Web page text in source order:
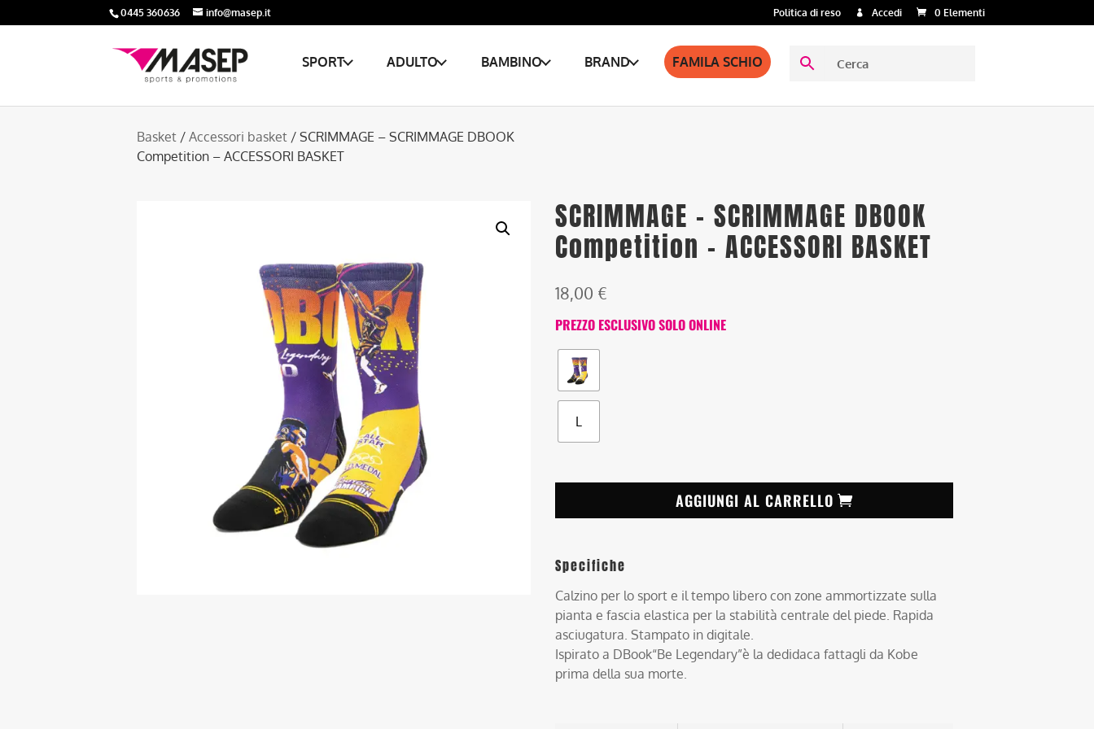
0445 360636 info@masep.it Politica di reso Accedi 0 Elementi
SPORT ADULTO BAMBINO BRAND FAMILA SCHIO
Basket / Accessori basket / SCRIMMAGE – SCRIMMAGE DBOOK
Competition – ACCESSORI BASKET
SCRIMMAGE – SCRIMMAGE DBOOK
Competition – ACCESSORI BASKET
18,00 €
PREZZO ESCLUSIVO SOLO ONLINE
L
AGGIUNGI AL CARRELLO
Specifiche
Calzino per lo sport e il tempo libero con zone ammortizzate sulla
pianta e fascia elastica per la stabilità centrale del piede. Rapida
asciugatura. Stampato in digitale.
Ispirato a DBook“Be Legendary”è la dedidaca fattagli da Kobe
prima della sua morte.